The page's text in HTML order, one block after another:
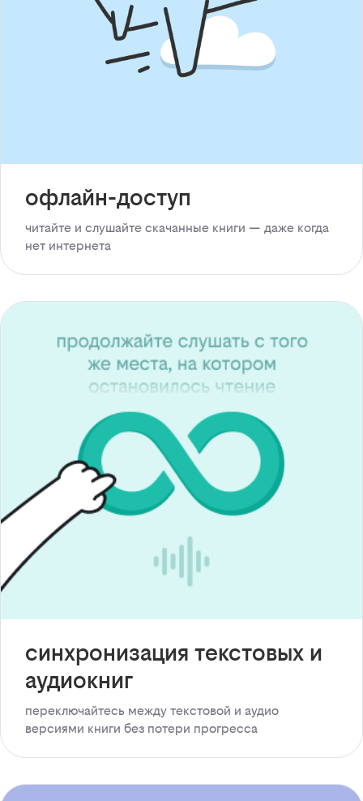
офлайн-доступ
читайте и слушайте скачанные книги — даже когда
нет интернета
синхронизация текстовых и
аудиокниг
переключайтесь между текстовой и аудио
версиями книги без потери прогресса